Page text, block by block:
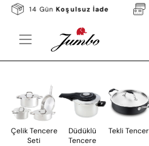
Skip
content
14 GünKoşulsuz İade
Open
navigation
KATEGORILERMARKALAR
Çelik Tencere
Seti
Düdüklü
Tencere
Tekli